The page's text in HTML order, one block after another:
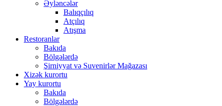
Əyləncələr
Balıqçılıq
Atçılıq
Atışma
Restoranlar
Bakıda
Bölgələrdə
Şirniyyat və Suvenirlər Mağazası
Xizək kurortu
Yay kurortu
Bakıda
Bölgələrdə